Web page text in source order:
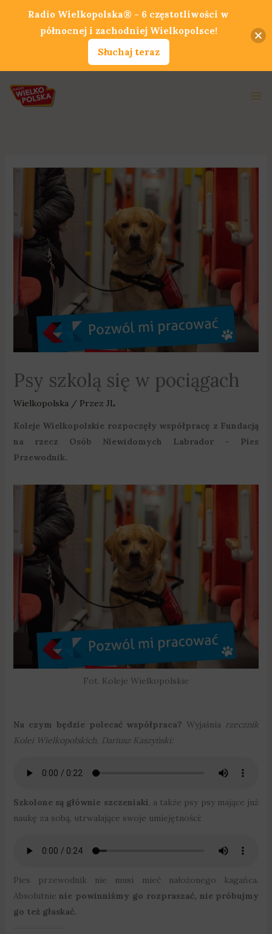
Psy szkolą się w pociągach
Wielkopolska / Przez JL
Koleje Wielkopolskie rozpoczęły współpracę z Fundacją
na rzecz Osób Niewidomych Labrador – Pies
Przewodnik.
Fot. Koleje Wielkopolskie
Na czym będzie polecać współpraca? Wyjaśnia rzecznik
Kolei Wielkopolskich, Dariusz Kaszyński:
Szkolone są głównie szczeniaki , a także psy psy mające już
naukę za sobą, utrwalające swoje umiejętności:
Pies przewodnik nie musi mieć nałożonego kagańca.
Absolutnienie powinniśmy go rozpraszać, nie próbujmy
go też głaskać.
Radio Wielkopolska® - 6 częstotliwości w
północnej i zachodniej Wielkopolsce!
Słuchaj teraz